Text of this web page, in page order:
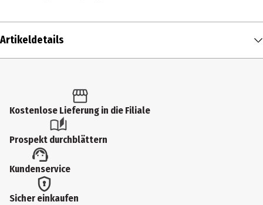
Artikeldetails
Produkttyp
Kleinspielzeug
Altersempfehlung ab
3 Jahre
Zielgruppe
Kostenlose Lieferung in die Filiale
Prospekt durchblättern
Kundenservice
Sicher einkaufen